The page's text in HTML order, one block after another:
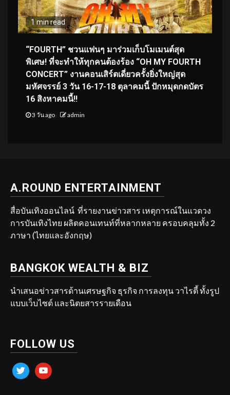
1 min read
“FOURTH” ชวนแฟนๆ มาร่วมเก็บโมเมนต์สุด
พิเศษ! ที่จะทำให้ทุกคนต้องร้อง “OH MY FOURTH
CONCERT” งานคอนเสิร์ตเดี่ยวครั้งยิ่งใหญ่สุด
มหัศจรรย์ 3 วัน 16-17-18 ตุลาคมนี้ ปักหมุดกดบัตร
16 สิงหาคมนี้!!
3 วัน ago admin
A.ROUND ENTERTAINMENT
สื่อบันเทิงออนไลน์ ที่รายงานข่าวสาร เหตุการณ์ในแวดวง
การบันเทิงไทย ผลิตคอนเทนท์ที่หลากหลาย ครอบคลุมทั้ง 2
ภาษา (ไทยและอังกฤษ)
BANGKOK WEALTH & BIZ
นำเสนอข่าวสารด้านเศรษฐกิจ ธุรกิจ การลงทุน วาไรตี้ ทั้งรูป
แบบเว็บไซต์ และนิตยสารรายเดือน
FOLLOW US
twitter youtube